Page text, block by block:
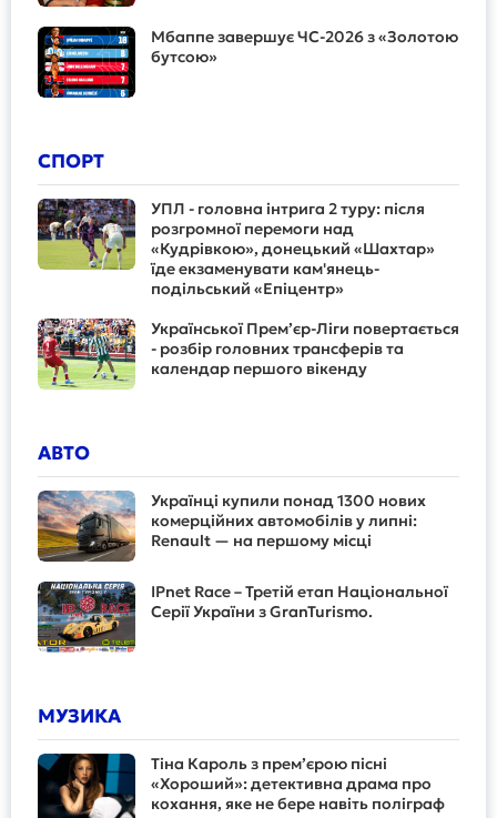
Мбаппе завершує ЧС-2026 з «Золотою
бутсою»
СПОРТ
УПЛ - головна інтрига 2 туру: після
розгромної перемоги над
«Кудрівкою», донецький «Шахтар»
їде екзаменувати кам'янець-
подільський «Епіцентр»
Української Прем’єр-Ліги повертається
- розбір головних трансферів та
календар першого вікенду
АВТО
Українці купили понад 1300 нових
комерційних автомобілів у липні:
Renault — на першому місці
IPnet Race – Третій етап Національної
Серії України з GranTurismo.
МУЗИКА
Тіна Кароль з прем’єрою пісні
«Хороший»: детективна драма про
кохання, яке не бере навіть поліграф